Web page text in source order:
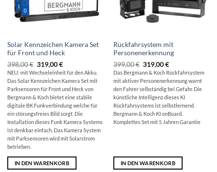
Solar Kennzeichen Kamera Set
für Front und Heck
398,00€ Ursprünglicher
Preis
war:
398,00 €
319,00€Aktueller
Preis
ist:
319,00 €.
NEU: mit Wechseleinheit für den Akku.
Das Solar Kennzeichen Kamera Set mit
Parksensoren für Front und Heck von
Bergmann & Koch bietet eine stabile
digitale BK Funkverbindung welche für
ein störungsfreies Bild sorgt. Die
Installation dieses Funk Kamera Systems
ist denkbar einfach. Das Kamera System
mit Parksensoren wird mit Solarstrom
betrieben.
IN DEN WARENKORB
Rückfahrsystem mit
Personenerkennung
399,00€ Ursprünglicher
Preis
war:
399,00 €
319,00€Aktueller
Preis
ist:
319,00 €.
Das Bergmann & Koch Rückfahrsystem
mit aktiver Personenerkennung warnt
den Fahrer selbständig bei Gefahr. Die
künstliche Intelligenz dieses KI
Rückfahrsystems ist selbstlernend.
Bergmann & Koch KI onBoard.
Komplettes Set mit 5 Jahren Garantie
IN DEN WARENKORB